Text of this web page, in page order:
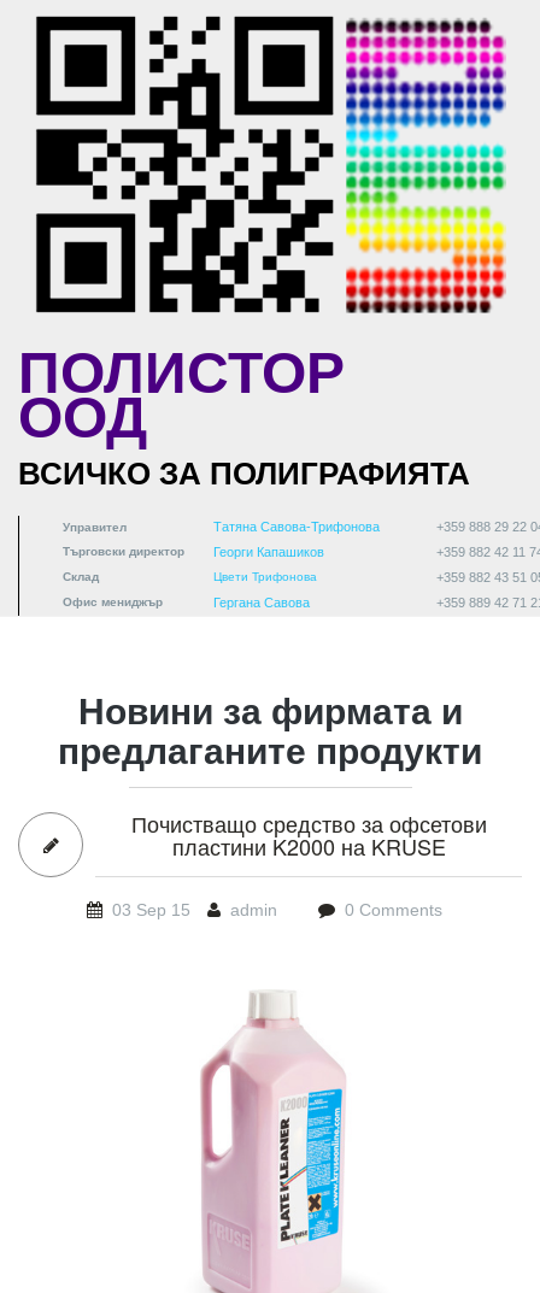
Skip to main content
ПОЛИСТОР
ООД
ВСИЧКО ЗА ПОЛИГРАФИЯТА
Управител Татяна Савова-Трифонова +359 888 29 22
Търговски директор Георги Капашиков +359 882 42 11
Склад Цвети Трифонова +359 882 43 51
Офис мениджър Гергана Савова +359 889 42 71
Новини за фирмата и
предлаганите продукти
Почистващо средство за офсетови
пластини K2000 на KRUSE
03 Sep 15 admin 0 Comments
K2000_big.jpg